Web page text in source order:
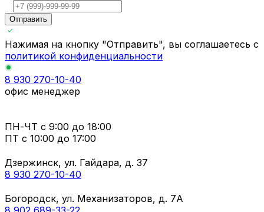
Отправить
Нажимая на кнопку "Отправить", вы соглашаетесь с
политикой конфиденциальности
8 930 270-10-40
офис менеджер
ПН-ЧТ с 9:00 до 18:00
ПТ с 10:00 до 17:00
Дзержинск, ул. Гайдара, д. 37
8 930 270-10-40
Богородск, ул. Механизаторов, д. 7А